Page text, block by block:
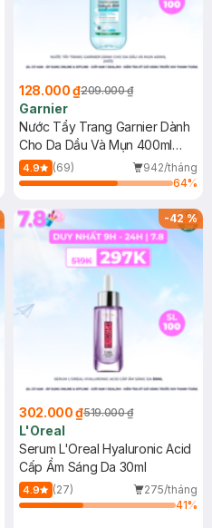
128.000 ₫209.000 ₫
Garnier
Nước Tẩy Trang Garnier Dành
Cho Da Dầu Và Mụn 400ml
(Mới)
4.9 (69)
942/tháng
64%
-42%
302.000 ₫519.000 ₫
L'Oreal
Serum L'Oreal Hyaluronic Acid
Cấp Ẩm Sáng Da 30ml
4.9 (27)
275/tháng
41%